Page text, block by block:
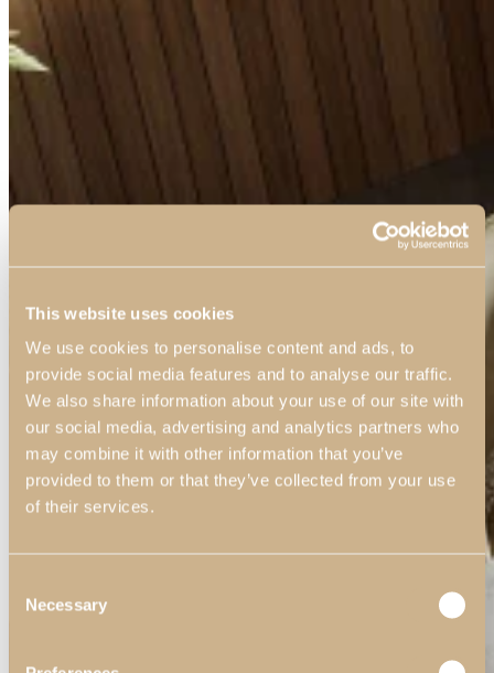
This website uses cookies
We use cookies to personalise content and ads, to
provide social media features and to analyse our traffic.
We also share information about your use of our site with
our social media, advertising and analytics partners who
may combine it with other information that you’ve
provided to them or that they’ve collected from your use
of their services.
Selection
Necessary